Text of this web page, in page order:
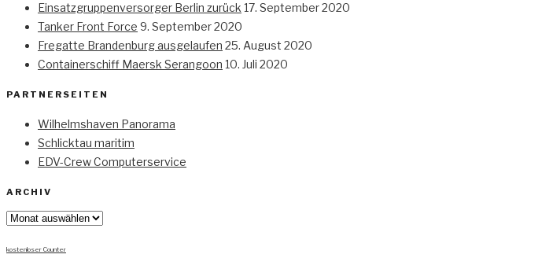
Einsatzgruppenversorger Berlin zurück 17. September 2020
Tanker Front Force 9. September 2020
Fregatte Brandenburg ausgelaufen 25. August 2020
Containerschiff Maersk Serangoon 10. Juli 2020
PARTNERSEITEN
Wilhelmshaven Panorama
Schlicktau maritim
EDV-Crew Computerservice
ARCHIV
Archiv
kostenloser Counter